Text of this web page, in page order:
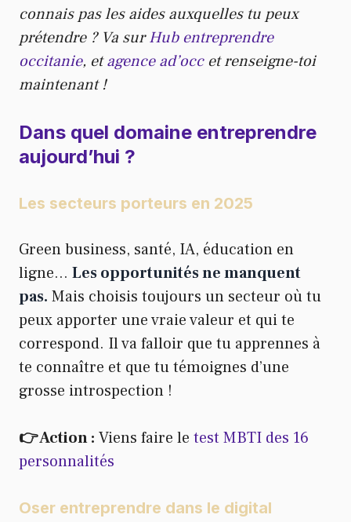
connais pas les aides auxquelles tu peux
prétendre ? Va surHub entreprendre
occitanie, etagence ad’occet renseigne-toi
maintenant !
Dans quel domaine entreprendre
aujourd’hui ?
Les secteurs porteurs en 2025
Green business, santé, IA, éducation en
ligne… Les opportunités ne manquent
pas. Mais choisis toujours un secteur où tu
peux apporter une vraie valeur et qui te
correspond. Il va falloir que tu apprennes à
te connaître et que tu témoignes d’une
grosse introspection !
👉 Action : Viens faire le test MBTI des 16
personnalités
Oser entreprendre dans le digital